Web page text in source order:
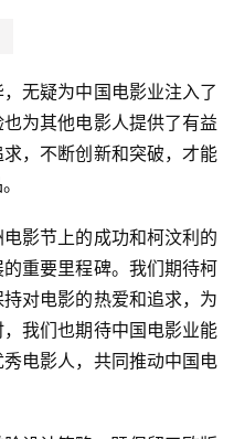
无疑为中国电影业注入了
为其他电影人提供了有益
，不断创新和突破，才能
影节上的成功和柯汶利的
重要里程碑。我们期待柯
对电影的热爱和追求，为
我们也期待中国电影业能
电影人，共同推动中国电